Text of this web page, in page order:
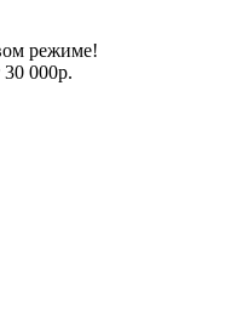
режиме!
30 000р.